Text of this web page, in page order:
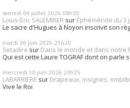
samedi 04 juillet 2026 08h30
Loius-Eric SALEMBIER sur Éphéméride du 3
Le sacre d'Hugues à Noyon inscrivit son
mardi 30 juin 2026 21h20
Setadire sur Dans le monde et dans notre
Qui est cette Laure TOGRAF dont on parle
mercredi 10 juin 2026 23h25
LABARRIERE sur Drapeaux, insignes,
Vive le Roi